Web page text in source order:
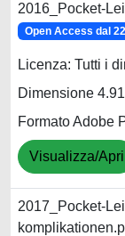
2016_Pocket-
Open Access dal
Licenza: Tutti i
Dimensione
Formato Adobe
Visualizza/Apri
2017_Pocket-